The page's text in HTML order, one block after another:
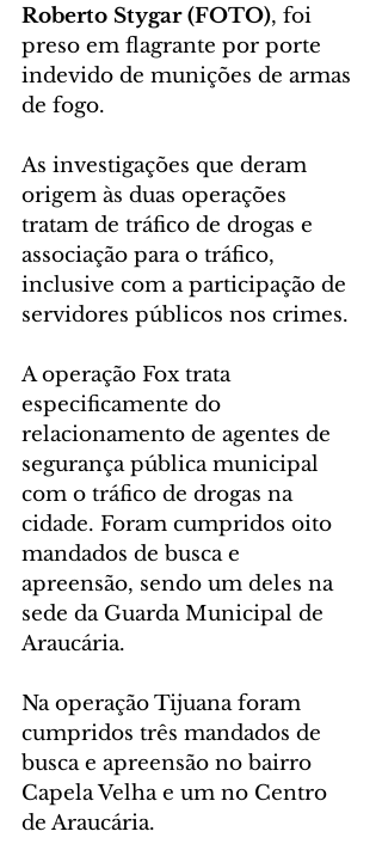
Roberto Stygar (FOTO), foi
preso em flagrante por porte
indevido de munições de armas
de fogo.
As investigações que deram
origem às duas operações
tratam de tráfico de drogas e
associação para o tráfico,
inclusive com a participação de
servidores públicos nos crimes.
A operação Fox trata
especificamente do
relacionamento de agentes de
segurança pública municipal
com o tráfico de drogas na
cidade. Foram cumpridos oito
mandados de busca e
apreensão, sendo um deles na
sede da Guarda Municipal de
Araucária.
Na operação Tijuana foram
cumpridos três mandados de
busca e apreensão no bairro
Capela Velha e um no Centro
de Araucária.